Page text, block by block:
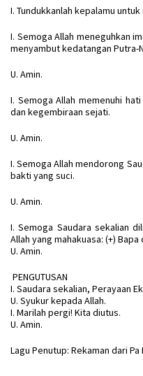
I. Tundukkanlah kepalamu
I. Semoga Allah meneguhkan
menyambut kedatangan Putra-
U. Amin.
I. Semoga Allah memenuhi
dan kegembiraan sejati.
U. Amin.
I. Semoga Allah mendorong
bakti yang suci.
U. Amin.
I. Semoga Saudara sekalian
Allah yang mahakuasa: (+)
U. Amin.
PENGUTUSAN
I. Saudara sekalian, Perayaan
U. Syukur kepada Allah.
I. Marilah pergi! Kita diutus.
U. Amin.
Lagu Penutup: Rekaman dari